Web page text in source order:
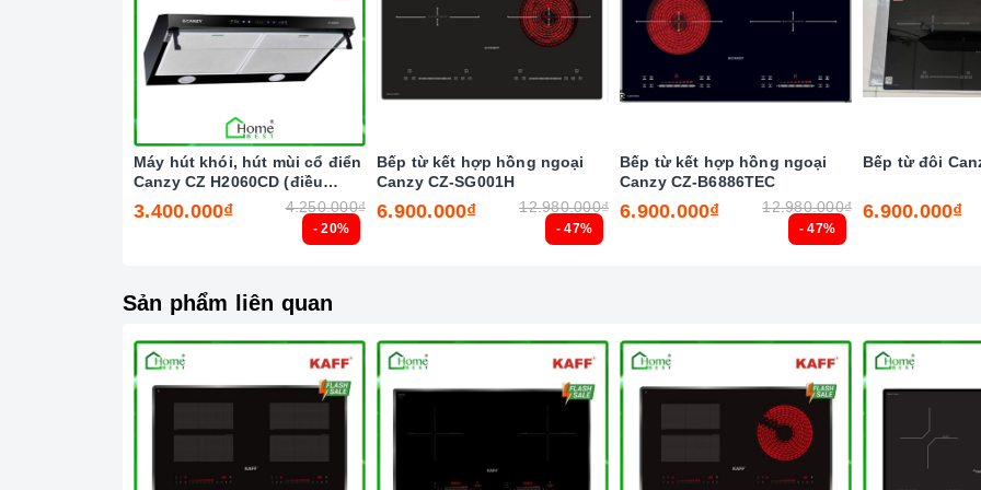
Công nghệ hiện đại
Chức năng Khóa trẻ em:
gây nguy hiểm.
Chức năng Hẹn giờ nấu:Người nấu không cần canh thời gian, an toàn trong quá trình nấu mà món ăn
vẫn đảm bảo được nấu chín, giữ được hương vị và thành phần dinh dưỡng trong thức ăn.
Chức năng 02 vòng nhiệt:
Giúp người dùng điều chỉnh vòng nhiệt phù hợp với kích thước dụng cụ nấu,
- 20%
Máy hút khói, hút mùi cổ điển
Canzy CZ H2060CD (điều
khiển cảm biến vẫy tay)
3.400.000₫ 4.250.000₫
- 47%
Bếp từ kết hợp hồng ngoại
Canzy CZ-SG001H
6.900.000₫ 12.980.000₫
- 47%
Bếp từ kết hợp hồng ngoại
Canzy CZ-B6886TEC
6.900.000₫ 12.980.000₫
Bếp từ đôi
6.900.000₫
Sản phẩm liên quan